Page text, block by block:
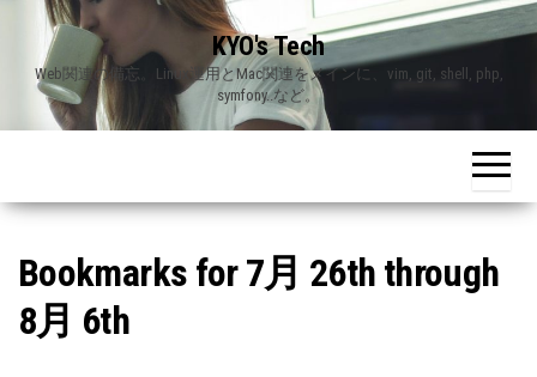
content
KYO's Tech
Web関連の備忘。Linux運用とMac関連をメインに、vim, git, shell, php,
symfony..など。
Bookmarks for 7月 26th through
8月 6th